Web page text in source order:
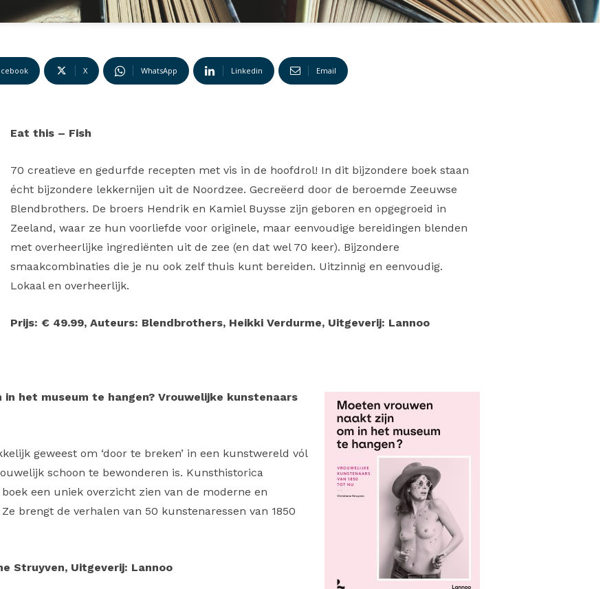
X WhatsApp Linkedin Email
Eat this – Fish
70 creatieve en gedurfde recepten met vis in de hoofdrol! In dit bijzondere boek staan
écht bijzondere lekkernijen uit de Noordzee. Gecreëerd door de beroemde Zeeuwse
Blendbrothers. De broers Hendrik en Kamiel Buysse zijn geboren en opgegroeid in
Zeeland, waar ze hun voorliefde voor originele, maar eenvoudige bereidingen blenden
met overheerlijke ingrediënten uit de zee (en dat wel 70 keer). Bijzondere
smaakcombinaties die je nu ook zelf thuis kunt bereiden. Uitzinnig en eenvoudig.
Lokaal en overheerlijk.
Prijs: € 49.99, Auteurs: Blendbrothers, Heikki Verdurme, Uitgeverij: Lannoo
het museum te hangen? Vrouwelijke kunstenaars
geweest om ‘door te breken’ in een kunstwereld vól
schoon te bewonderen is. Kunsthistorica
een uniek overzicht zien van de moderne en
brengt de verhalen van 50 kunstenaressen van 1850
Struyven, Uitgeverij: Lannoo